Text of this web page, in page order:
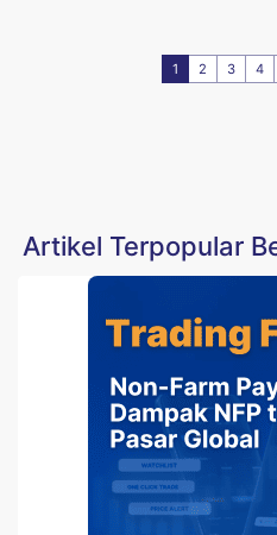
1 2 3 4
Artikel Terpopular